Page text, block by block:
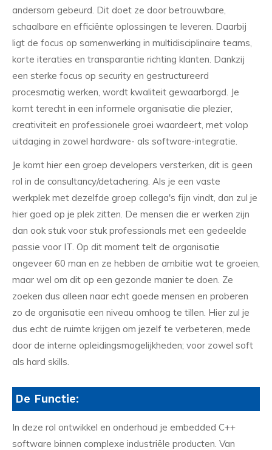
andersom gebeurd. Dit doet ze door betrouwbare,
schaalbare en efficiënte oplossingen te leveren. Daarbij
ligt de focus op samenwerking in multidisciplinaire teams,
korte iteraties en transparantie richting klanten. Dankzij
een sterke focus op security en gestructureerd
procesmatig werken, wordt kwaliteit gewaarborgd. Je
komt terecht in een informele organisatie die plezier,
creativiteit en professionele groei waardeert, met volop
uitdaging in zowel hardware- als software-integratie.
Je komt hier een groep developers versterken, dit is geen
rol in de consultancy/detachering. Als je een vaste
werkplek met dezelfde groep collega's fijn vindt, dan zul je
hier goed op je plek zitten. De mensen die er werken zijn
dan ook stuk voor stuk professionals met een gedeelde
passie voor IT. Op dit moment telt de organisatie
ongeveer 60 man en ze hebben de ambitie wat te groeien,
maar wel om dit op een gezonde manier te doen. Ze
zoeken dus alleen naar echt goede mensen en proberen
zo de organisatie een niveau omhoog te tillen. Hier zul je
dus echt de ruimte krijgen om jezelf te verbeteren, mede
door de interne opleidingsmogelijkheden; voor zowel soft
als hard skills.
De Functie:
In deze rol ontwikkel en onderhoud je embedded C++
software binnen complexe industriële producten. Van